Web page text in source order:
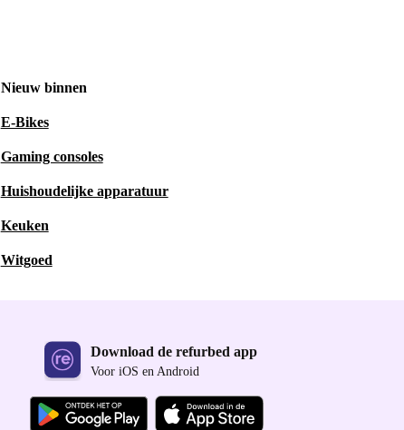
Nieuw binnen
E-Bikes
Gaming consoles
Huishoudelijke apparatuur
Keuken
Witgoed
Download de refurbed app
Voor iOS en Android